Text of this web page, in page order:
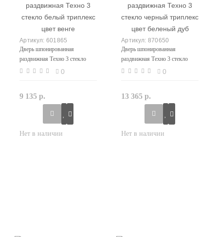
601865
Дверь шпонированная
раздвижная Техно 3 стекло
белый триплекс цвет венге
0
9 135 р.
870650
Дверь шпонированная
раздвижная Техно 3 стекло
черный триплекс цвет беленый
0
13 365 р.